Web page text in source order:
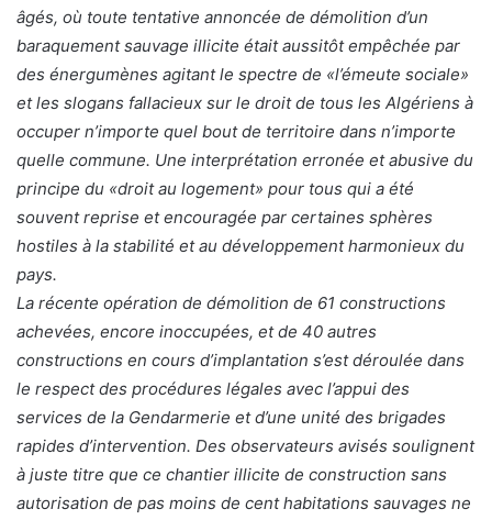
âgés, où toute tentative annoncée de démolition d’un
baraquement sauvage illicite était aussitôt empêchée par
des énergumènes agitant le spectre de «l’émeute sociale»
et les slogans fallacieux sur le droit de tous les Algériens à
occuper n’importe quel bout de territoire dans n’importe
quelle commune. Une interprétation erronée et abusive du
principe du «droit au logement» pour tous qui a été
souvent reprise et encouragée par certaines sphères
hostiles à la stabilité et au développement harmonieux du
pays.
La récente opération de démolition de 61 constructions
achevées, encore inoccupées, et de 40 autres
constructions en cours d’implantation s’est déroulée dans
le respect des procédures légales avec l’appui des
services de la Gendarmerie et d’une unité des brigades
rapides d’intervention. Des observateurs avisés soulignent
à juste titre que ce chantier illicite de construction sans
autorisation de pas moins de cent habitations sauvages ne